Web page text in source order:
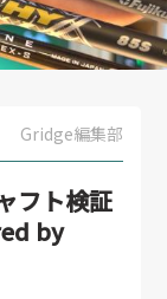
Gridge編集部
フト検証
by